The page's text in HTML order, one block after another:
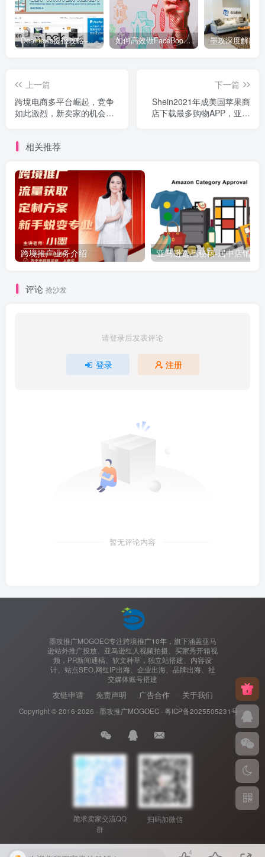
Dealnews提报攻略–美国Top2专业折扣网站 如何高效做FaceBook群组促销推广
上一篇
跨境电商多平台崛起，竞争
如此激烈，新卖家的机会在
下一篇
Shein2021年成美国苹果商
店下载最多购物APP，亚马
相关推荐
跨境推广业务介绍
评论 抢沙发
请登录后发表评论
登录 注册
暂无评论内容
墨攻推广MOGOEC专注跨境推广10年，旗下涵盖亚马
逊站外推广投放、亚马逊红人视频拍摄、买家秀开箱视
频，PR新闻通稿、软文种草，独立站搭建、内容设
计、站点SEO,网红IP出海、企业出海、品牌出海、社
交媒体账号搭建
友链申请 免责声明 广告合作 关于我们
Copyright © 2016-2026 · 墨攻推广MOGOEC· 粤ICP备2025505231号-1.
跪求卖家交流QQ
群
扫码加微信
4